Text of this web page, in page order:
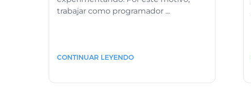
trabajar como programador ...
CONTINUAR LEYENDO